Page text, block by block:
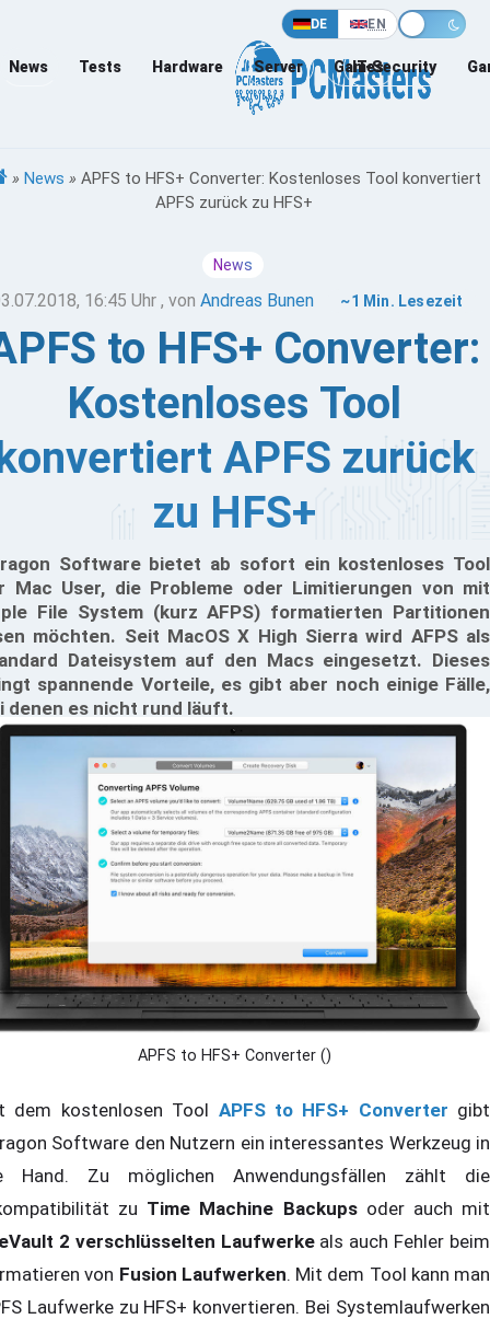
DE EN
News Tests Hardware Server Games
IT-Security
» News » APFS to HFS+ Converter: Kostenloses Tool konvertiert
APFS zurück zu HFS+
News
16:45 Uhr , vonAndreas Bunen ~1 Min. Lesezeit
to HFS+ Converter:
Kostenloses Tool
APFS zurück
zu HFS+
Software bietet ab sofort ein kostenloses Tool
Mac User, die Probleme oder Limitierungen von mit
File System (kurz AFPS) formatierten Partitionen
möchten. Seit MacOS X High Sierra wird AFPS als
Dateisystem auf den Macs eingesetzt. Dieses
spannende Vorteile, es gibt aber noch einige Fälle,
denen es nicht rund läuft.
APFS to HFS+ Converter ()
dem kostenlosen Tool APFS to HFS+ Converter gibt
Software den Nutzern ein interessantes Werkzeug in
Hand. Zu möglichen Anwendungsfällen zählt die
zu Time Machine Backupsoder auch mit
2 verschlüsselten Laufwerkeals auch Fehler beim
von Fusion Laufwerken. Mit dem Tool kann man
Laufwerke zu HFS+ konvertieren. Bei Systemlaufwerken